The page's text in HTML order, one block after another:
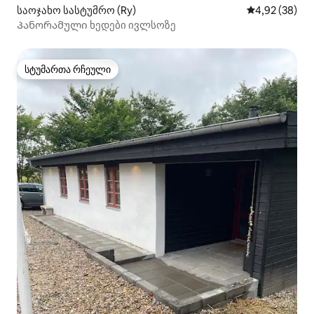
საოჯახო სასტუმრო (Ry) საშუალო
4,92 (38)
Პანორამული ხედები ივლსოზე
სტუმართა რჩეული
სტუმართა რჩეული